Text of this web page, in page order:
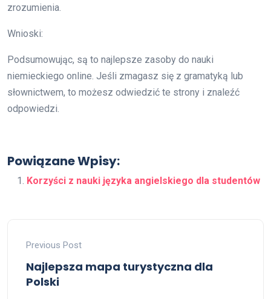
zrozumienia.
Wnioski:
Podsumowując, są to najlepsze zasoby do nauki
niemieckiego online. Jeśli zmagasz się z gramatyką lub
słownictwem, to możesz odwiedzić te strony i znaleźć
odpowiedzi.
Powiązane Wpisy:
Korzyści z nauki języka angielskiego dla studentów
Previous Post
Najlepsza mapa turystyczna dla
Polski